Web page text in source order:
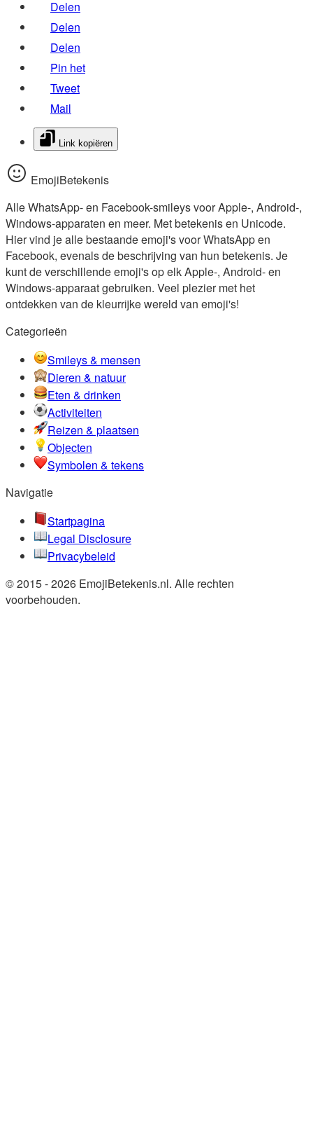
Delen
Delen
Delen
Pin het
Tweet
Mail
Link kopiëren
EmojiBetekenis
Alle WhatsApp- en Facebook-smileys voor Apple-, Android-,
Windows-apparaten en meer. Met betekenis en Unicode.
Hier vind je alle bestaande emoji's voor WhatsApp en
Facebook, evenals de beschrijving van hun betekenis. Je
kunt de verschillende emoji's op elk Apple-, Android- en
Windows-apparaat gebruiken. Veel plezier met het
ontdekken van de kleurrijke wereld van emoji's!
Categorieën
Smileys & mensen
Dieren & natuur
Eten & drinken
Activiteiten
Reizen & plaatsen
Objecten
Symbolen & tekens
Navigatie
Startpagina
Legal Disclosure
Privacybeleid
© 2015 - 2026 EmojiBetekenis.nl. Alle rechten
voorbehouden.